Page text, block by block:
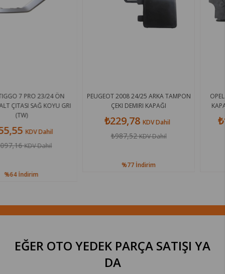
24 ÖN
GRI
PEUGEOT 2008 24/25 ARKA TAMPON
ÇEKI DEMIRI KAPAĞI
KDV Dahil
KDV Dahil
OPEL VECTRA B 96/
KAPAĞI (TRIGER
₺1.316,88
EĞER OTO YEDEK PARÇA SATIŞI YA
DA